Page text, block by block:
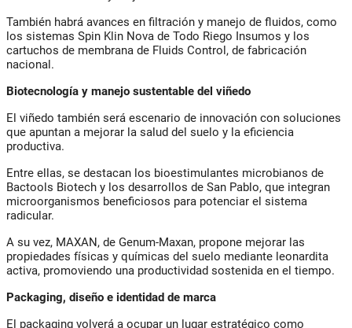
También habrá avances en filtración y manejo de fluidos, como
los sistemas Spin Klin Nova de Todo Riego Insumos y los
cartuchos de membrana de Fluids Control, de fabricación
nacional.
Biotecnología y manejo sustentable del viñedo
El viñedo también será escenario de innovación con soluciones
que apuntan a mejorar la salud del suelo y la eficiencia
productiva.
Entre ellas, se destacan los bioestimulantes microbianos de
Bactools Biotech y los desarrollos de San Pablo, que integran
microorganismos beneficiosos para potenciar el sistema
radicular.
A su vez, MAXAN, de Genum-Maxan, propone mejorar las
propiedades físicas y químicas del suelo mediante leonardita
activa, promoviendo una productividad sostenida en el tiempo.
Packaging, diseño e identidad de marca
El packaging volverá a ocupar un lugar estratégico como